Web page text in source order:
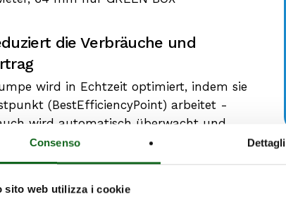
Consenso Dettagli
sito web utilizza i cookie
die Verbräuche und
wird in Echtzeit optimiert, indem sie
(BestEfficiencyPoint) arbeitet -
wird automatisch überwacht und
dadurch reduziert -
zwischen optimalem Betrieb und
- Warnung über das
Grenzwertes im Fall von Abweichungen